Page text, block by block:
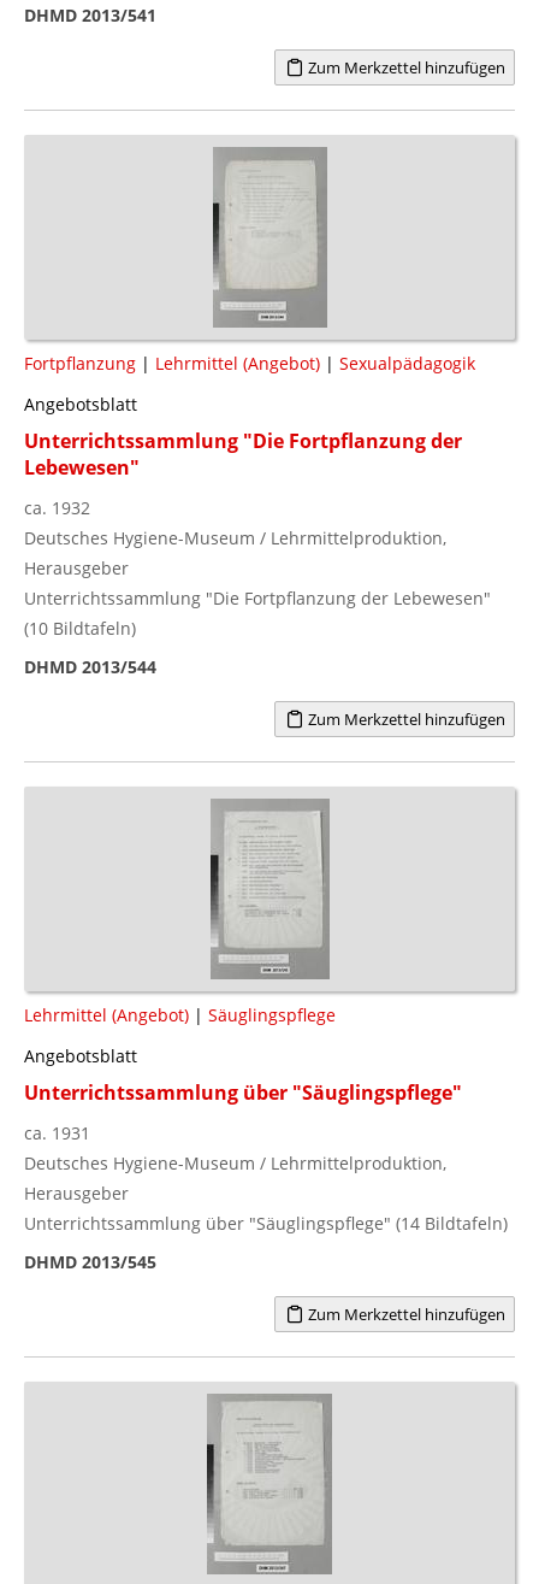
DHMD 2013/541
Zum Merkzettel hinzufügen
Fortpflanzung | Lehrmittel (Angebot) | Sexualpädagogik
Angebotsblatt
Unterrichtssammlung "Die Fortpflanzung der
Lebewesen"
ca. 1932
Deutsches Hygiene-Museum / Lehrmittelproduktion,
Herausgeber
Unterrichtssammlung "Die Fortpflanzung der Lebewesen"
(10 Bildtafeln)
DHMD 2013/544
Zum Merkzettel hinzufügen
Lehrmittel (Angebot) | Säuglingspflege
Angebotsblatt
Unterrichtssammlung über "Säuglingspflege"
ca. 1931
Deutsches Hygiene-Museum / Lehrmittelproduktion,
Herausgeber
Unterrichtssammlung über "Säuglingspflege" (14 Bildtafeln)
DHMD 2013/545
Zum Merkzettel hinzufügen